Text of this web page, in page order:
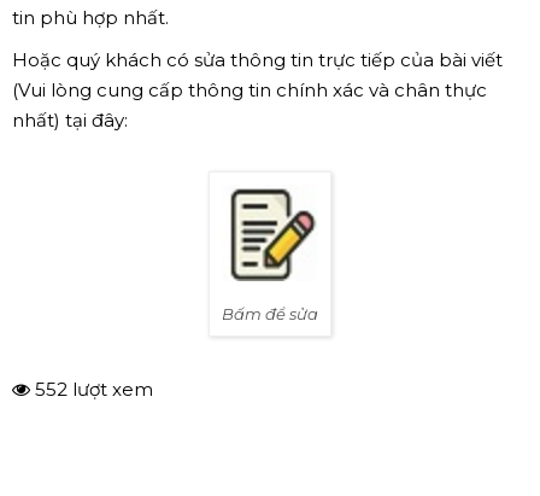
tin phù hợp nhất.
Hoặc quý khách có sửa thông tin trực tiếp của bài viết
(Vui lòng cung cấp thông tin chính xác và chân thực
nhất) tại đây:
Bấm để sửa
552 lượt xem